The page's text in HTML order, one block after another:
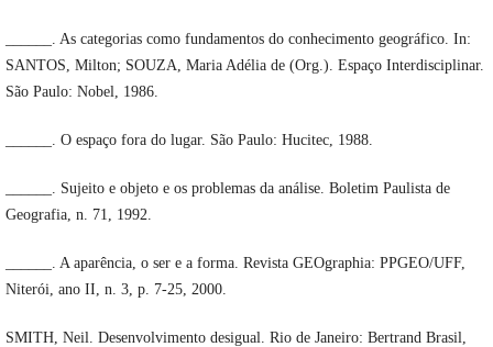
______. As categorias como fundamentos do conhecimento geográfico. In:
SANTOS, Milton; SOUZA, Maria Adélia de (Org.). Espaço Interdisciplinar.
São Paulo: Nobel, 1986.
______. O espaço fora do lugar. São Paulo: Hucitec, 1988.
______. Sujeito e objeto e os problemas da análise. Boletim Paulista de
Geografia, n. 71, 1992.
______. A aparência, o ser e a forma. Revista GEOgraphia: PPGEO/UFF,
Niterói, ano II, n. 3, p. 7-25, 2000.
SMITH, Neil. Desenvolvimento desigual. Rio de Janeiro: Bertrand Brasil,